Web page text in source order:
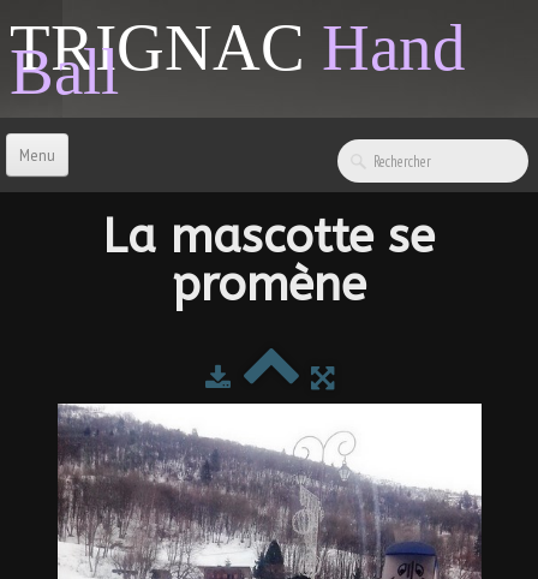
TRIGNAC Hand
Ball
Menu
LIENS & INFOS
SPONSORS
PHOTOS
La mascotte se
promène